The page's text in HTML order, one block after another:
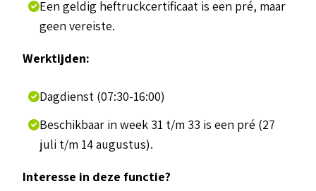
Een geldig heftruckcertificaat is een pré, maar
geen vereiste.
Werktijden:
Dagdienst (07:30-16:00)
Beschikbaar in week 31 t/m 33 is een pré (27
juli t/m 14 augustus).
Interesse in deze functie?